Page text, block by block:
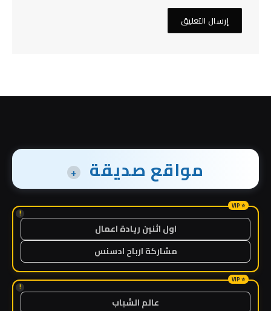
مواقع صديقة +
!
اول اثنين ريادة اعمال
مشاركة ارباح ادسنس
!
عالم الشباب